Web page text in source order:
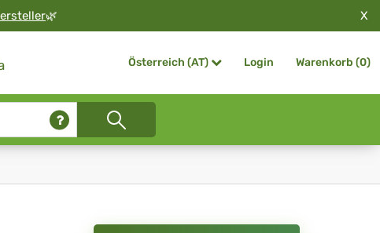
🌿 X
Österreich (AT) Login Warenkorb (0)